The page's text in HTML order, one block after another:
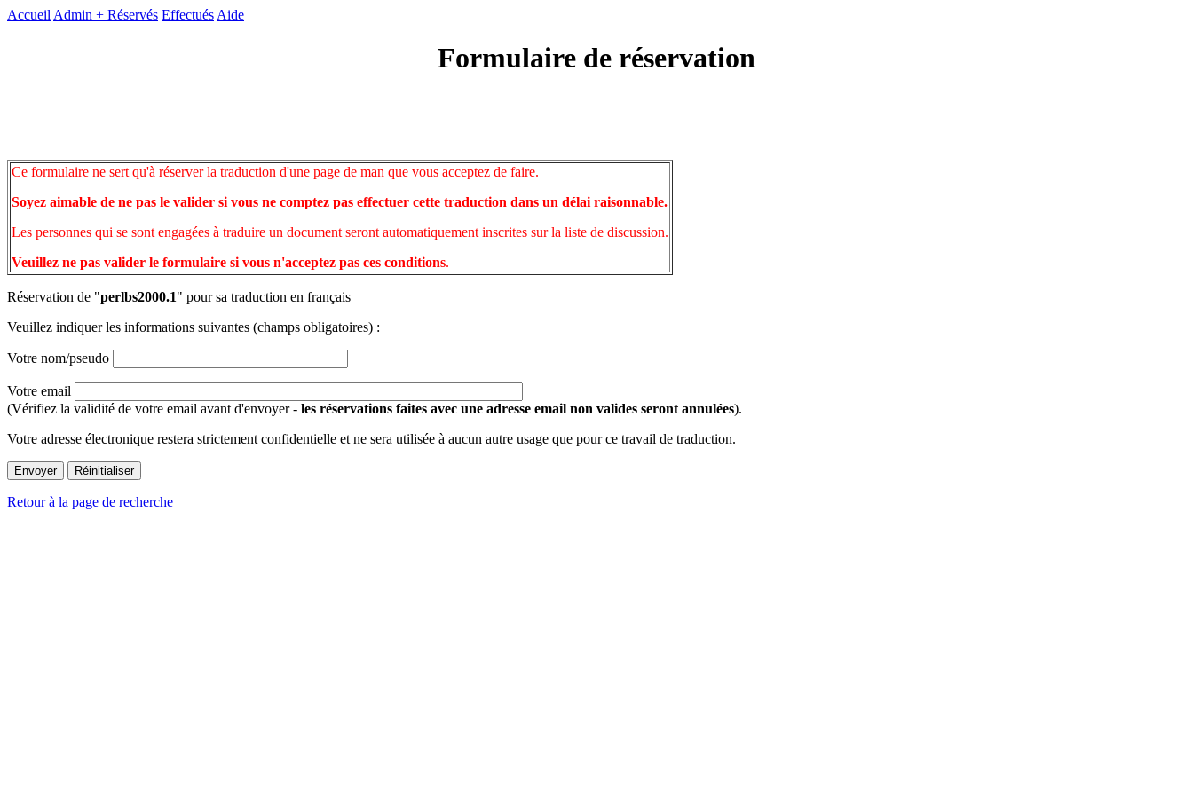
Accueil Admin + Réservés Effectués Aide
Formulaire de réservation
Ce formulaire ne sert qu'à réserver la traduction d'une page de man que vous acceptez de faire.
Soyez aimable de ne pas le valider si vous ne comptez pas effectuer cette traduction dans un délai raisonnable.
Les personnes qui se sont engagées à traduire un document seront automatiquement inscrites sur la liste de discussion.
Veuillez ne pas valider le formulaire si vous n'acceptez pas ces conditions.
Réservation de "perlbs2000.1" pour sa traduction en français
Veuillez indiquer les informations suivantes (champs obligatoires) :
Votre nom/pseudo
Votre email
(Vérifiez la validité de votre email avant d'envoyer - les réservations faites avec une adresse email non valides seront annulées).
Votre adresse électronique restera strictement confidentielle et ne sera utilisée à aucun autre usage que pour ce travail de traduction.
Retour à la page de recherche